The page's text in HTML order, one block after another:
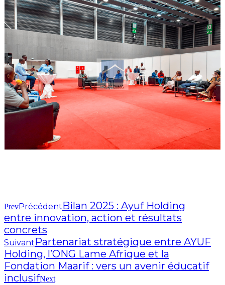
PrevPrécédentBilan 2025 : Ayuf Holding
entre innovation, action et résultats
concrets
SuivantPartenariat stratégique entre AYUF
Holding, l’ONG Lame Afrique et la
Fondation Maarif : vers un avenir éducatif
inclusifNext